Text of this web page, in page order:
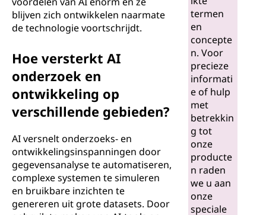
blijven zich ontwikkelen naarmate
de technologie voortschrijdt.
Hoe versterkt AI
onderzoek en
ontwikkeling op
verschillende gebieden?
AI versnelt onderzoeks- en
ontwikkelingsinspanningen door
gegevensanalyse te automatiseren,
complexe systemen te simuleren
en bruikbare inzichten te
genereren uit grote datasets. Door
termen
en
concepte
n. Voor
precieze
informati
e of hulp
met
betrekkin
g tot
onze
producte
n raden
we u aan
onze
speciale